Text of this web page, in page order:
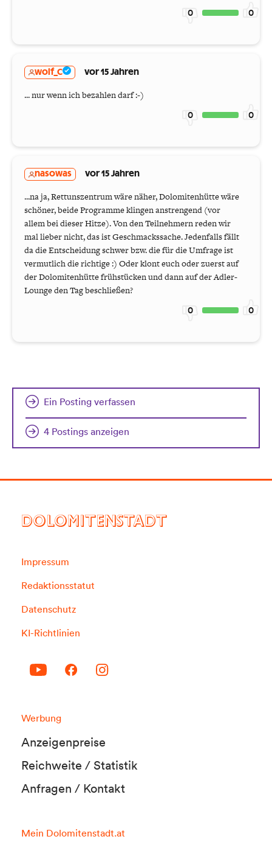
0 0
wolf_C vor 15 Jahren
... nur wenn ich bezahlen darf :-)
0 0
nasowas vor 15 Jahren
...na ja, Rettunszentrum wäre näher, Dolomitenhütte wäre
schöner, beide Programme klingen anstrengend (vor
allem bei dieser Hitze). Von den Teilnehmern reden wir
mal lieber nicht, das ist Geschmackssache. Jedenfalls fällt
da die Entscheidung schwer bzw. die für die Umfrage ist
vermutlich die richtige :) Oder klont euch oder zuerst auf
der Dolomitenhütte frühstücken und dann auf der Adler-
Lounge den Tag beschließen?
0 0
Ein Posting verfassen
4 Postings anzeigen
DOLOMITENSTADT
Impressum
Redaktionsstatut
Datenschutz
KI-Richtlinien
Werbung
Anzeigenpreise
Reichweite / Statistik
Anfragen / Kontakt
Mein Dolomitenstadt.at